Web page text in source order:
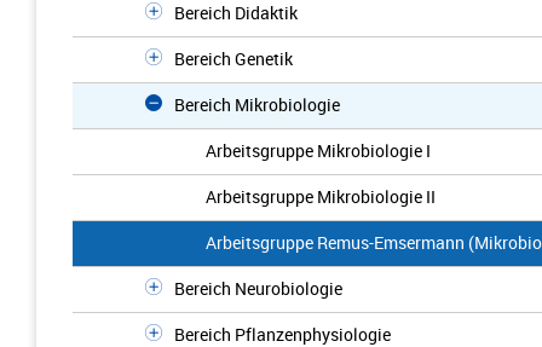
Bereich Didaktik
Bereich Genetik
Bereich Mikrobiologie
Arbeitsgruppe Mikrobiologie I
Arbeitsgruppe Mikrobiologie II
Arbeitsgruppe Remus-Emsermann
Bereich Neurobiologie
Bereich Pflanzenphysiologie